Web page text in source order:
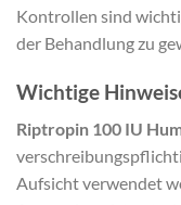
Kontrollen sind
der Behandlung zu
Wichtige
Riptropin 100 IU
Aufsicht verwendet